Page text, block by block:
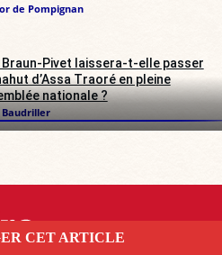
de Pompignan
Braun-Pivet laissera-t-elle passer
d’Assa Traoré en pleine
nationale ?
CET ARTICLE